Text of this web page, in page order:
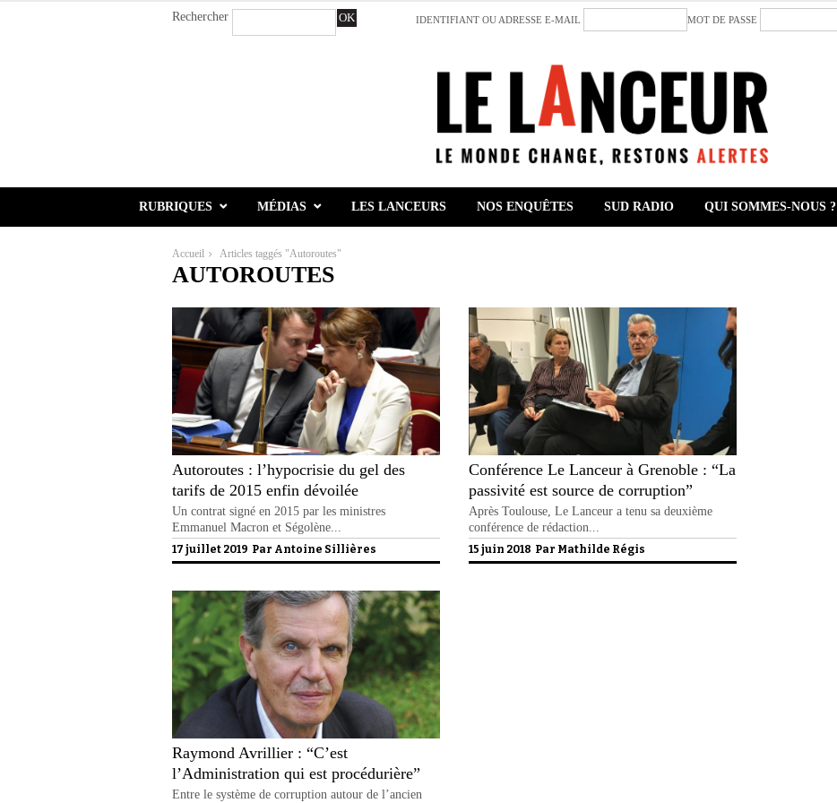
IDENTIFIANT OU ADRESSE E-MAIL MOT DE PASSE
Rechercher OK
RUBRIQUES MÉDIAS LES LANCEURS NOS ENQUÊTES SUD RADIO QUI SOMMES-NOUS ?
Accueil Articles taggés "Autoroutes"
AUTOROUTES
Autoroutes : l’hypocrisie du gel des
tarifs de 2015 enfin dévoilée
Un contrat signé en 2015 par les ministres
Emmanuel Macron et Ségolène...
17 juillet 2019 Par Antoine Sillières
Conférence Le Lanceur à Grenoble : “La
passivité est source de corruption”
Après Toulouse, Le Lanceur a tenu sa deuxième
conférence de rédaction...
15 juin 2018 Par Mathilde Régis
Raymond Avrillier : “C’est
l’Administration qui est procédurière”
Entre le système de corruption autour de l’ancien